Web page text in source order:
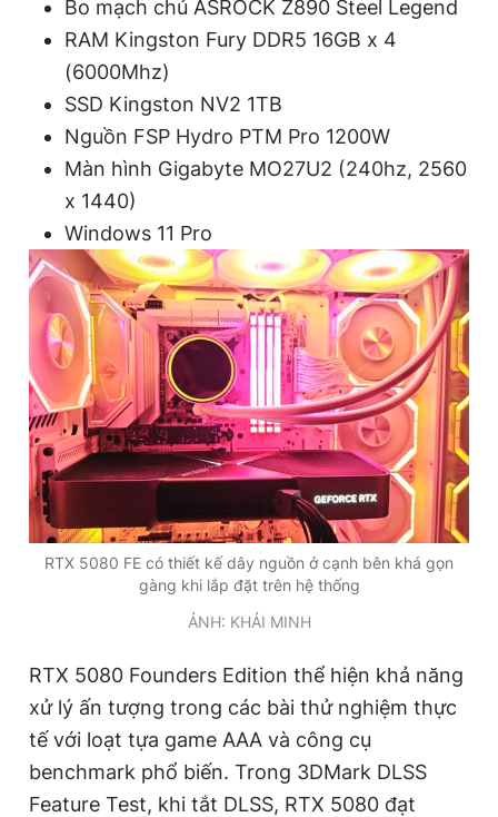
Bo mạch chủ ASROCK Z890 Steel Legend
RAM Kingston Fury DDR5 16GB x 4
(6000Mhz)
SSD Kingston NV2 1TB
Nguồn FSP Hydro PTM Pro 1200W
Màn hình Gigabyte MO27U2 (240hz, 2560
x 1440)
Windows 11 Pro
RTX 5080 FE có thiết kế dây nguồn ở cạnh bên khá gọn
gàng khi lắp đặt trên hệ thống
ẢNH: KHẢI MINH
RTX 5080 Founders Edition thể hiện khả năng
xử lý ấn tượng trong các bài thử nghiệm thực
tế với loạt tựa game AAA và công cụ
benchmark phổ biến. Trong 3DMark DLSS
Feature Test, khi tắt DLSS, RTX 5080 đạt